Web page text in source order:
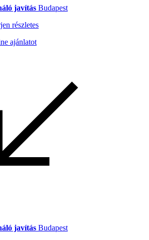
javítás Budapest
részletes
ajánlatot
javítás Budapest